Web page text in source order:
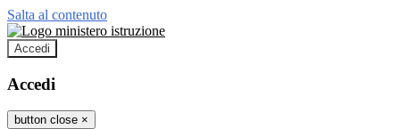
Salta al contenuto
Accedi
Accedi
button close ×